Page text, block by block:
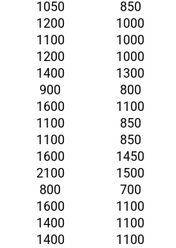
1050 850
1200 1000
1100 1000
1200 1000
1400 1300
900 800
1600 1100
1100 850
1100 850
1600 1450
2100 1500
800 700
1600 1100
1400 1100
1400 1100